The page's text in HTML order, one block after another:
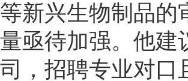
等新兴生物制品的
量亟待加强。他建
司，招聘专业对口